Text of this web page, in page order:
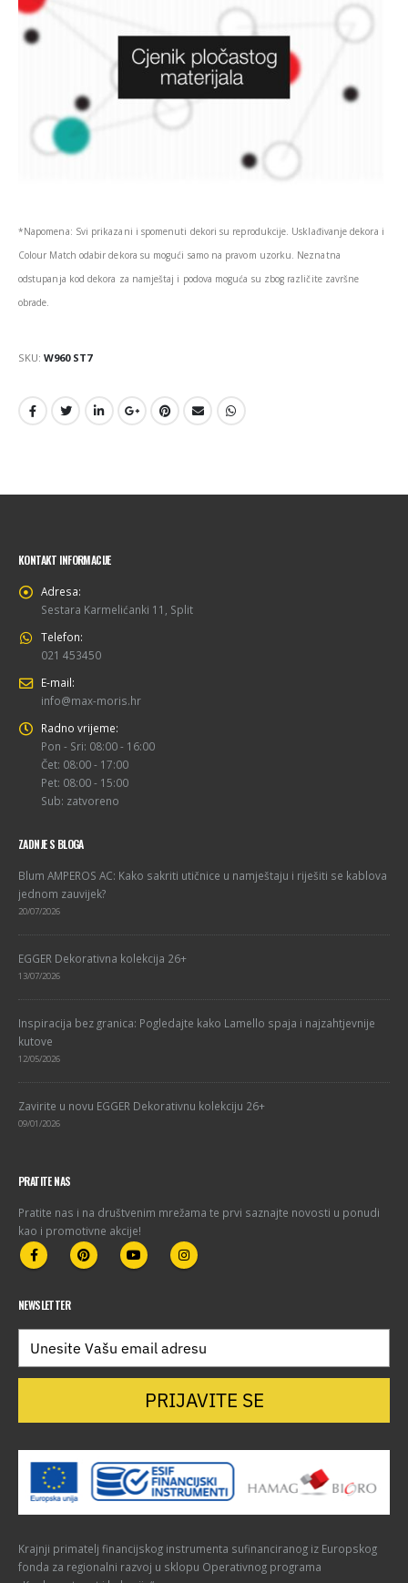
*Napomena: Svi prikazani i spomenuti dekori su reprodukcije. Usklađivanje dekora i
Colour Match odabir dekora su mogući samo na pravom uzorku. Neznatna
odstupanja kod dekora za namještaj i podova moguća su zbog različite završne
obrade.
SKU: W960 ST7
KONTAKT INFORMACIJE
Adresa:
Sestara Karmelićanki 11, Split
Telefon:
021 453450
E-mail:
info@max-moris.hr
Radno vrijeme:
Pon - Sri: 08:00 - 16:00
Čet: 08:00 - 17:00
Pet: 08:00 - 15:00
Sub: zatvoreno
ZADNJE S BLOGA
Blum AMPEROS AC: Kako sakriti utičnice u namještaju i riješiti se kablova
jednom zauvijek?
20/07/2026
EGGER Dekorativna kolekcija 26+
13/07/2026
Inspiracija bez granica: Pogledajte kako Lamello spaja i najzahtjevnije
kutove
12/05/2026
Zavirite u novu EGGER Dekorativnu kolekciju 26+
09/01/2026
PRATITE NAS
Pratite nas i na društvenim mrežama te prvi saznajte novosti u ponudi
kao i promotivne akcije!
NEWSLETTER
PRIJAVITE SE
Krajnji primatelj financijskog instrumenta sufinanciranog iz Europskog
fonda za regionalni razvoj u sklopu Operativnog programa